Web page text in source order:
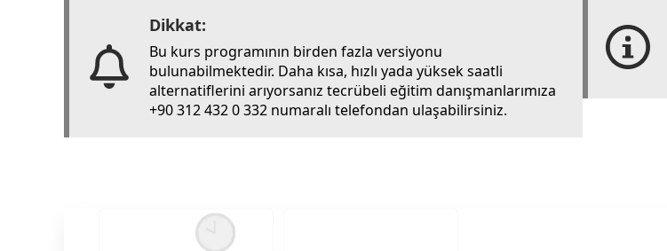
Dikkat:
Bu kurs programının birden fazla versiyonu
bulunabilmektedir. Daha kısa, hızlı yada yüksek saatli
alternatiflerini arıyorsanız tecrübeli eğitim danışmanlarımıza
+90 312 432 0 332 numaralı telefondan ulaşabilirsiniz.